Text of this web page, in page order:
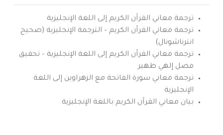
ترجمة معاني القرآن الكريم إلى اللغة الإنجليزية
ترجمة معاني القرآن الكريم – الترجمة الإنجليزية (صحيح
انترناشونال)
ترجمة معاني القرآن الكريم إلى اللغة الإنجليزية – تحقيق
فضل إلهي ظهير
ترجمة معاني سورة الفاتحة مع الزهراوين إلى اللغة
الإنجليزية
بيان معاني القرآن الكريم باللغة الإنجليزية